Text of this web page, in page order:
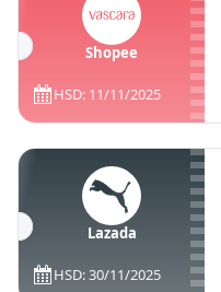
Shopee
HSD: 11/11/2025
Lazada
HSD: 30/11/2025